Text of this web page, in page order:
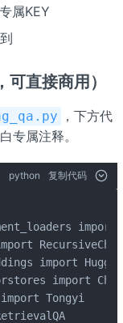
属KEY
直接商用）
，下方代
专属注释。
python 复制代码
import
import
Tongyi